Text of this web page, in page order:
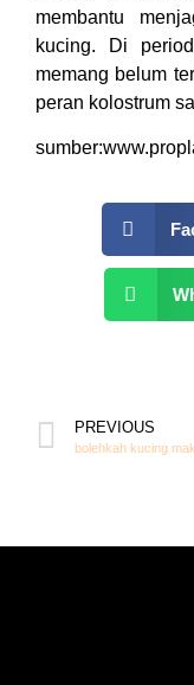
membantu
kucing. Di
memang belum
peran kolostrum
PREVIOUS
bolehkah kucing